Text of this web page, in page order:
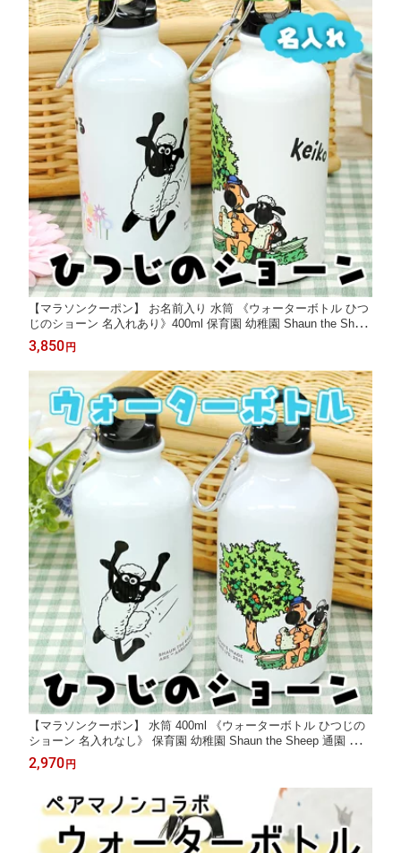
【マラソンクーポン】 お名前入り 水筒 《ウォーターボトル ひつ
じのショーン 名入れあり》400ml 保育園 幼稚園 Shaun the Shee
p 通園 通学 キャンプ 女の子 男の子 キャラクター 洗いやすい ア
ウトドア 通勤 かわいい ティミー ビッツァー ディアカーズ
3,850 円
【マラソンクーポン】 水筒 400ml 《ウォーターボトル ひつじの
ショーン 名入れなし》 保育園 幼稚園 Shaun the Sheep 通園 通学
キャンプ 女の子 男の子 キャラクター 洗いやすい アウトドア 通
勤 かわいい ティミー ビッツァー ディアカーズ
2,970 円